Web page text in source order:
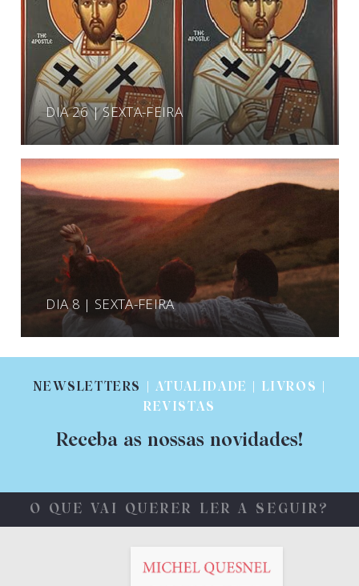
DIA 26 | SEXTA-FEIRA
DIA 8 | SEXTA-FEIRA
NEWSLETTERS
| ATUALIDADE | LIVROS |
REVISTAS
Receba as nossas novidades!
O QUE VAI QUERER LER A SEGUIR?